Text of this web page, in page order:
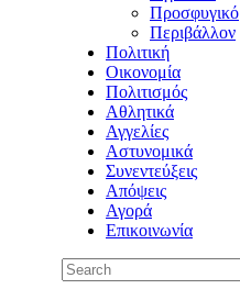
Προσφυγικό
Περιβάλλον
Πολιτική
Οικονομία
Πολιτισμός
Αθλητικά
Αγγελίες
Αστυνομικά
Συνεντεύξεις
Απόψεις
Αγορά
Επικοινωνία